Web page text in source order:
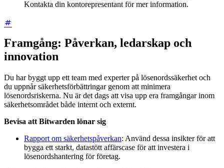
Kontakta din kontorepresentant för mer information.
Framgång: Påverkan, ledarskap och
innovation
Du har byggt upp ett team med experter på lösenordssäkerhet och
du uppnår säkerhetsförbättringar genom att minimera
lösenordsriskerna. Nu är det dags att visa upp era framgångar inom
säkerhetsområdet både internt och externt.
Bevisa att Bitwarden lönar sig
Rapport om säkerhetspåverkan: Använd dessa insikter för att
bygga ett starkt, datastött affärscase för att investera i
lösenordshantering för företag.